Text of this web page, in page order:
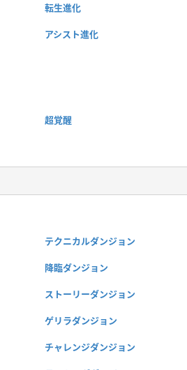
転生進化
アシスト進化
超覚醒
テクニカルダンジョン
降臨ダンジョン
ストーリーダンジョン
ゲリラダンジョン
チャレンジダンジョン